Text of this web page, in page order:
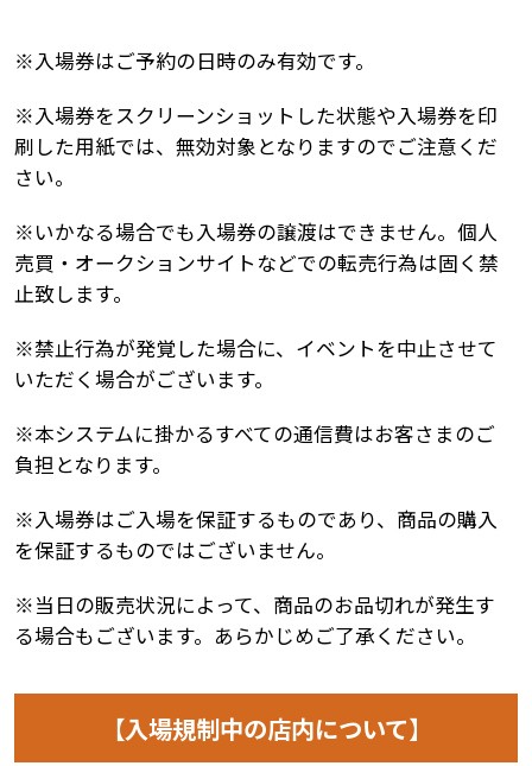
※入場券はご予約の日時のみ有効です。
※入場券をスクリーンショットした状態や入場券を印
刷した用紙では、無効対象となりますのでご注意くだ
さい。
※いかなる場合でも入場券の譲渡はできません。個人
売買・オークションサイトなどでの転売行為は固く禁
止致します。
※禁止行為が発覚した場合に、イベントを中止させて
いただく場合がございます。
※本システムに掛かるすべての通信費はお客さまのご
負担となります。
※入場券はご入場を保証するものであり、商品の購入
を保証するものではございません。
※当日の販売状況によって、商品のお品切れが発生す
る場合もございます。あらかじめご了承ください。
【入場規制中の店内について】